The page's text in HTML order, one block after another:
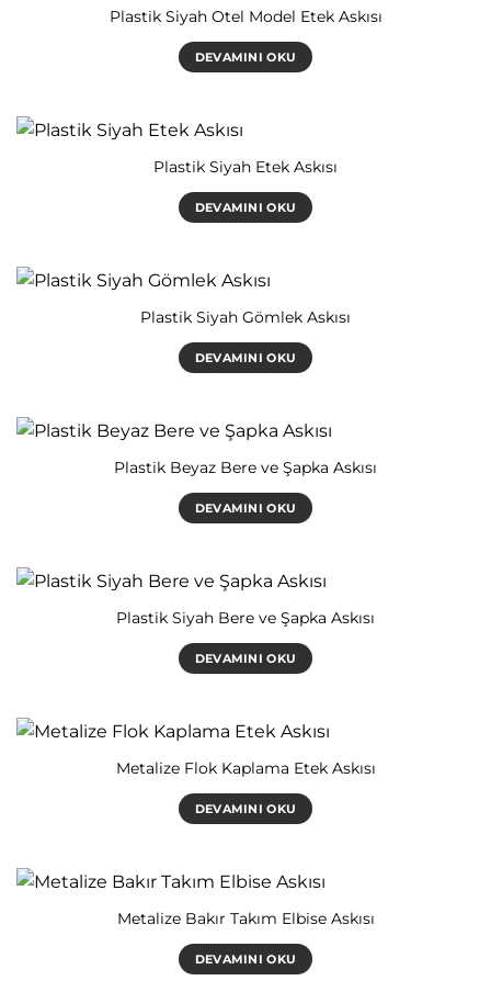
Plastik Siyah Otel Model Etek Askısı
DEVAMINI OKU
Plastik Siyah Etek Askısı
DEVAMINI OKU
Plastik Siyah Gömlek Askısı
DEVAMINI OKU
Plastik Beyaz Bere ve Şapka Askısı
DEVAMINI OKU
Plastik Siyah Bere ve Şapka Askısı
DEVAMINI OKU
Metalize Flok Kaplama Etek Askısı
DEVAMINI OKU
Metalize Bakır Takım Elbise Askısı
DEVAMINI OKU